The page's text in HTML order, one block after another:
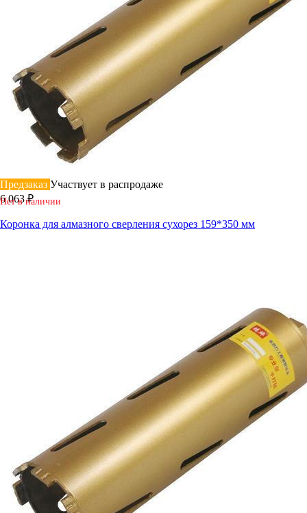
Предзаказ Участвует в распродаже
6 063 ₽
Нет в наличии
Коронка для алмазного сверления сухорез 159*350 мм